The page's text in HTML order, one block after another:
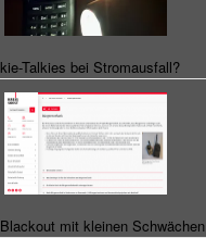
Talkies bei Stromausfall?
mit kleinen Schwächen